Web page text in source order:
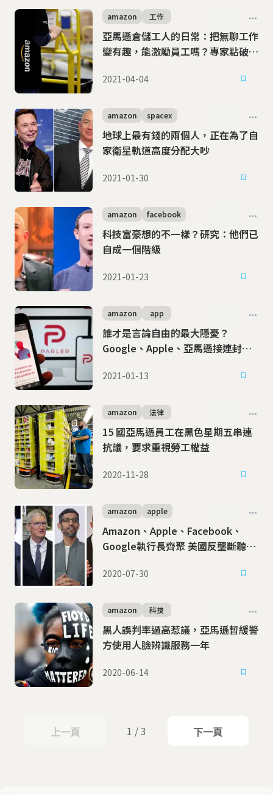
亞馬遜倉儲工人的日常：把無聊工作
變有趣，能激勵員工嗎？專家點破迷
amazon 工作
2021-04-04
地球上最有錢的兩個人，正在為了自
家衛星軌道高度分配大吵
amazon spacex
2021-01-30
科技富豪想的不一樣？研究：他們已
自成一個階級
amazon facebook
2021-01-23
誰才是言論自由的最大隱憂？
Google、Apple、亞馬遜接連封殺
amazon app
2021-01-13
15 國亞馬遜員工在黑色星期五串連
抗議，要求重視勞工權益
amazon 法律
2020-11-28
Amazon、Apple、Facebook、
Google執行長齊聚 美國反壟斷聽證
amazon apple
2020-07-30
黑人誤判率過高惹議，亞馬遜暫緩警
方使用人臉辨識服務一年
amazon 科技
2020-06-14
上一頁
上一頁 1 / 3 下一頁
下一頁